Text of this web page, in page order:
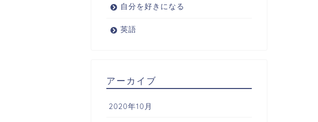
自分を好きになる
英語
アーカイブ
2020年10月